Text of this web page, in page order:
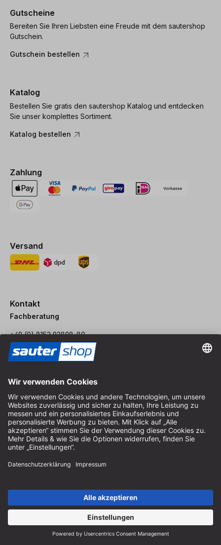
Gutscheine
Bereiten Sie Ihren Liebsten eine Freude mit dem sautershop
Gutschein.
Gutschein bestellen
Katalog
Bestellen Sie gratis den sautershop Katalog und entdecken
Sie unser komplettes Sortiment.
Katalog bestellen
Zahlung
Versand
Kontakt
Fachberatung
+49 (0) 8152 92898-80
info@sautershop.de
Service-Hotline
+49 (0) 8152 92898-81
Telefonzeit Montag bis Freitag
08:30 - 12:30 Uhr & 14:00 - 16:30 Uhr
Anschrift
82211 Herrsching